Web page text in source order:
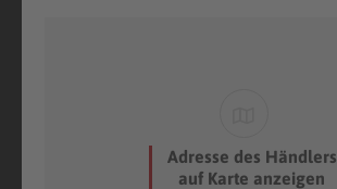
Adresse des Händlers
auf Karte anzeigen